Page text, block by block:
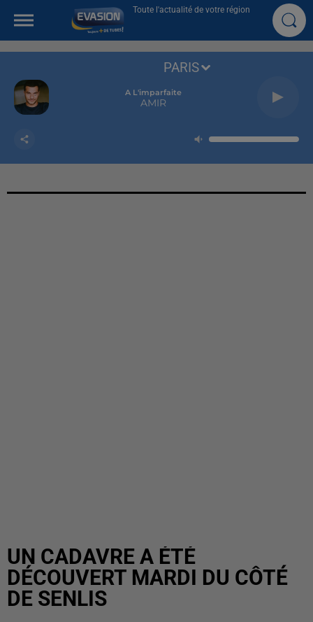
Toute l'actualité de votre région
A L'imparfaite
AMIR
PARIS
UN CADAVRE A ÉTÉ
DÉCOUVERT MARDI DU CÔTÉ
DE SENLIS